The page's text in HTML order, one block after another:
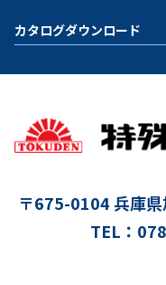
カタログダウンロード
〒675-0104 兵庫
TEL：